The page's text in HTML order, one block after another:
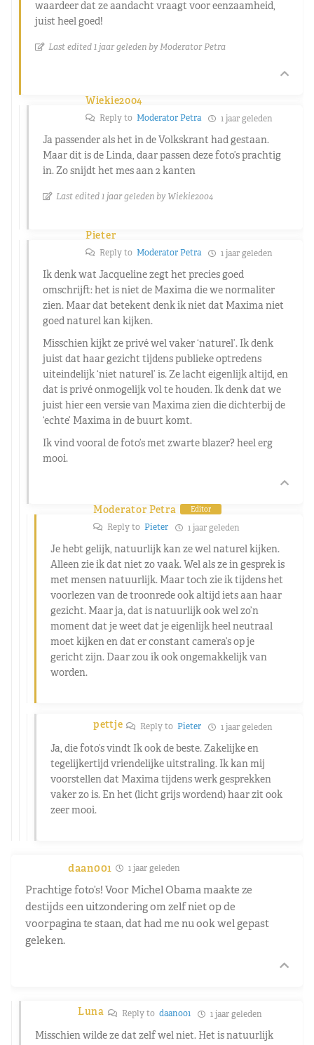
waardeer dat ze aandacht vraagt voor eenzaamheid,
juist heel goed!
Last edited 1 jaar geleden by Moderator Petra
Wiekie2004
Reply to Moderator Petra 1 jaar geleden
Ja passender als het in de Volkskrant had gestaan.
Maar dit is de Linda, daar passen deze foto’s prachtig
in. Zo snijdt het mes aan 2 kanten
Last edited 1 jaar geleden by Wiekie2004
Pieter
Reply to Moderator Petra 1 jaar geleden
Ik denk wat Jacqueline zegt het precies goed
omschrijft: het is niet de Maxima die we normaliter
zien. Maar dat betekent denk ik niet dat Maxima niet
goed naturel kan kijken.
Misschien kijkt ze privé wel vaker ‘naturel’. Ik denk
juist dat haar gezicht tijdens publieke optredens
uiteindelijk ‘niet naturel’ is. Ze lacht eigenlijk altijd, en
dat is privé onmogelijk vol te houden. Ik denk dat we
juist hier een versie van Maxima zien die dichterbij de
‘echte’ Maxima in de buurt komt.
Ik vind vooral de foto’s met zwarte blazer? heel erg
mooi.
Moderator Petra Editor
Reply to Pieter 1 jaar geleden
Je hebt gelijk, natuurlijk kan ze wel naturel kijken.
Alleen zie ik dat niet zo vaak. Wel als ze in gesprek is
met mensen natuurlijk. Maar toch zie ik tijdens het
voorlezen van de troonrede ook altijd iets aan haar
gezicht. Maar ja, dat is natuurlijk ook wel zo’n
moment dat je weet dat je eigenlijk heel neutraal
moet kijken en dat er constant camera’s op je
gericht zijn. Daar zou ik ook ongemakkelijk van
worden.
pettje Reply toPieter 1 jaar geleden
Ja, die foto’s vindt Ik ook de beste. Zakelijke en
tegelijkertijd vriendelijke uitstraling. Ik kan mij
voorstellen dat Maxima tijdens werk gesprekken
vaker zo is. En het (licht grijs wordend) haar zit ook
zeer mooi.
daan001 1 jaar geleden
Prachtige foto’s! Voor Michel Obama maakte ze
destijds een uitzondering om zelf niet op de
voorpagina te staan, dat had me nu ook wel gepast
geleken.
Luna Reply to daan001 1 jaar geleden
Misschien wilde ze dat zelf wel niet. Het is natuurlijk